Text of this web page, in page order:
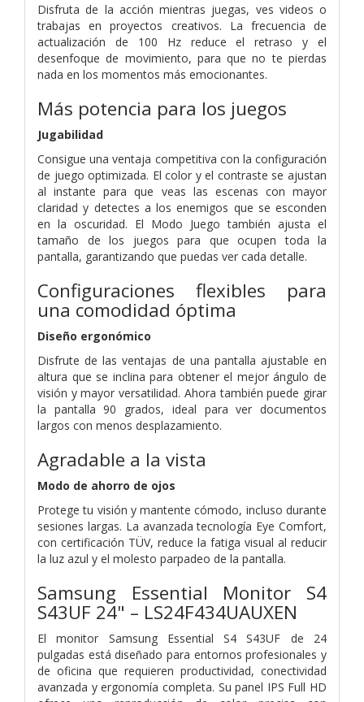
Disfruta de la acción mientras juegas, ves videos o
trabajas en proyectos creativos. La frecuencia de
actualización de 100 Hz reduce el retraso y el
desenfoque de movimiento, para que no te pierdas
nada en los momentos más emocionantes.
Más potencia para los juegos
Jugabilidad
Consigue una ventaja competitiva con la configuración
de juego optimizada. El color y el contraste se ajustan
al instante para que veas las escenas con mayor
claridad y detectes a los enemigos que se esconden
en la oscuridad. El Modo Juego también ajusta el
tamaño de los juegos para que ocupen toda la
pantalla, garantizando que puedas ver cada detalle.
Configuraciones flexibles para
una comodidad óptima
Diseño ergonómico
Disfrute de las ventajas de una pantalla ajustable en
altura que se inclina para obtener el mejor ángulo de
visión y mayor versatilidad. Ahora también puede girar
la pantalla 90 grados, ideal para ver documentos
largos con menos desplazamiento.
Agradable a la vista
Modo de ahorro de ojos
Protege tu visión y mantente cómodo, incluso durante
sesiones largas. La avanzada tecnología Eye Comfort,
con certificación TÜV, reduce la fatiga visual al reducir
la luz azul y el molesto parpadeo de la pantalla.
Samsung Essential Monitor S4
S43UF 24" – LS24F434UAUXEN
El monitor Samsung Essential S4 S43UF de 24
pulgadas está diseñado para entornos profesionales y
de oficina que requieren productividad, conectividad
avanzada y ergonomía completa. Su panel IPS Full HD